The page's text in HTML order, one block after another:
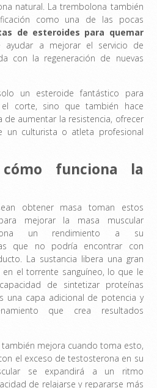
natural. La trembolona también
como una de las pocas
de esteroides para quemar
ayudar a mejorar el servicio de
con la regeneración de nuevas
un esteroide fantástico para
corte, sino que también hace
de aumentar la resistencia, ofrecer
un culturista o atleta profesional
cómo funciona la
obtener masa toman estos
mejorar la masa muscular
un rendimiento a su
que no podría encontrar con
La sustancia libera una gran
el torrente sanguíneo, lo que le
de sintetizar proteínas
una capa adicional de potencia y
que crea resultados
mejora cuando toma esto,
el exceso de testosterona en su
se expandirá a un ritmo
de relajarse y repararse más